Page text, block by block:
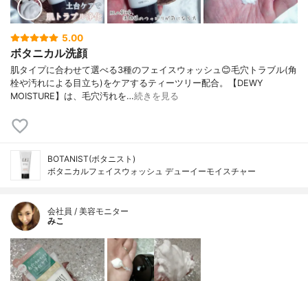
5.00
ボタニカル洗顔
肌タイプに合わせて選べる3種のフェイスウォッシュ😊毛穴トラブル(角
栓や汚れによる目立ち)をケアするティーツリー配合。【DEWY
MOISTURE】は、毛穴汚れを…続きを見る
BOTANIST(ボタニスト)
ボタニカルフェイスウォッシュ デューイーモイスチャー
会社員 / 美容モニター
みこ